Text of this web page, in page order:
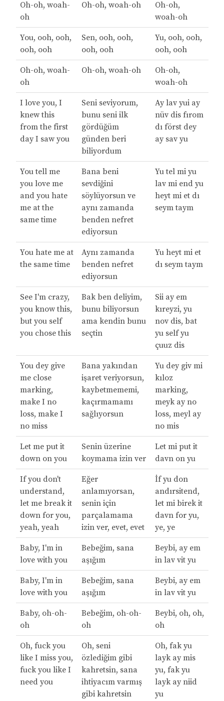
Oh-oh, woah-
oh
Oh-oh, woah-oh
Oh-oh,
woah-oh
You, ooh, ooh,
ooh, ooh
Sen, ooh, ooh,
ooh, ooh
Yu, ooh, ooh,
ooh, ooh
Oh-oh, woah-
oh
Oh-oh, woah-oh
Oh-oh,
woah-oh
I love you, I
knew this
from the first
day I saw you
Seni seviyorum,
bunu seni ilk
gördüğüm
günden beri
biliyordum
Ay lav yui ay
nüv dis fırom
dı först dey
ay sav yu
You tell me
you love me
and you hate
me at the
same time
Bana beni
sevdiğini
söylüyorsun ve
aynı zamanda
benden nefret
ediyorsun
Yu tel mi yu
lav mi end yu
heyt mi et dı
seym taym
You hate me at
the same time
Aynı zamanda
benden nefret
ediyorsun
Yu heyt mi et
dı seym taym
See I'm crazy,
you know this,
but you sеlf
you chose this
Bak ben deliyim,
bunu biliyorsun
ama kendin bunu
seçtin
Sii ay em
kıreyzi, yu
nov dis, bat
yu self yu
çuuz dis
You dey give
mе close
marking,
make I no
loss, make I
no miss
Bana yakından
işaret veriyorsun,
kaybetmememi,
kaçırmamamı
sağlıyorsun
Yu dey giv mi
kıloz
marking,
meyk ay no
loss, meyl ay
no mis
Let me put it
down on you
Senin üzerine
koymama izin ver
Let mi put it
davn on yu
If you don't
understand,
let me break it
down for you,
yeah, yeah
Eğer
anlamıyorsan,
senin için
parçalamama
izin ver, evet, evet
İf yu don
andırsitend,
let mi birek it
davn for yu,
ye, ye
Baby, I'm in
love with you
Bebeğim, sana
aşığım
Beybi, ay em
in lav vit yu
Baby, I'm in
love with you
Bebeğim, sana
aşığım
Beybi, ay em
in lav vit yu
Baby, oh-oh-
oh
Bebeğim, oh-oh-
oh
Beybi, oh, oh,
oh
Oh, fuck you
like I miss you,
fuck you like I
need you
Oh, seni
özlediğim gibi
kahretsin, sana
ihtiyacım varmış
gibi kahretsin
Oh, fak yu
layk ay mis
yu, fak yu
layk ay niid
yu